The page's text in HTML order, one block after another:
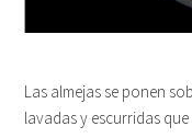
Las almejas se ponen
lavadas y escurridas que